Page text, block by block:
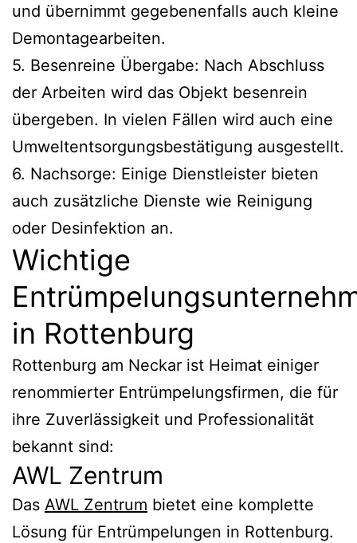
und übernimmt gegebenenfalls auch kleine
Demontagearbeiten.
5. Besenreine Übergabe: Nach Abschluss
der Arbeiten wird das Objekt besenrein
übergeben. In vielen Fällen wird auch eine
Umweltentsorgungsbestätigung ausgestellt.
6. Nachsorge: Einige Dienstleister bieten
auch zusätzliche Dienste wie Reinigung
oder Desinfektion an.
Wichtige
in Rottenburg
Rottenburg am Neckar ist Heimat einiger
renommierter Entrümpelungsfirmen, die für
ihre Zuverlässigkeit und Professionalität
bekannt sind:
AWL Zentrum
Das AWL Zentrum bietet eine komplette
Lösung für Entrümpelungen in Rottenburg.